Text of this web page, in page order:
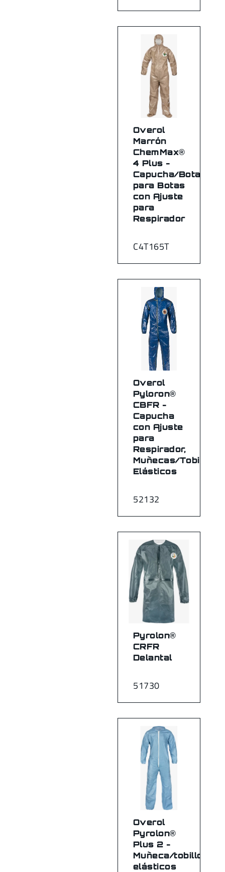
C4T165T
Overol
Marrón
ChemMax®
4 Plus -
Capucha/Botas/
para Botas
con Ajuste
para
Respirador
52132
Overol
Pyloron®
CBFR -
Capucha
con Ajuste
para
Respirador,
Muñecas/Tobillos
Elásticos
51730
Pyrolon®
CRFR
Delantal
Overol
Pyrolon®
Plus 2 -
Muñeca/tobillo
elásticos